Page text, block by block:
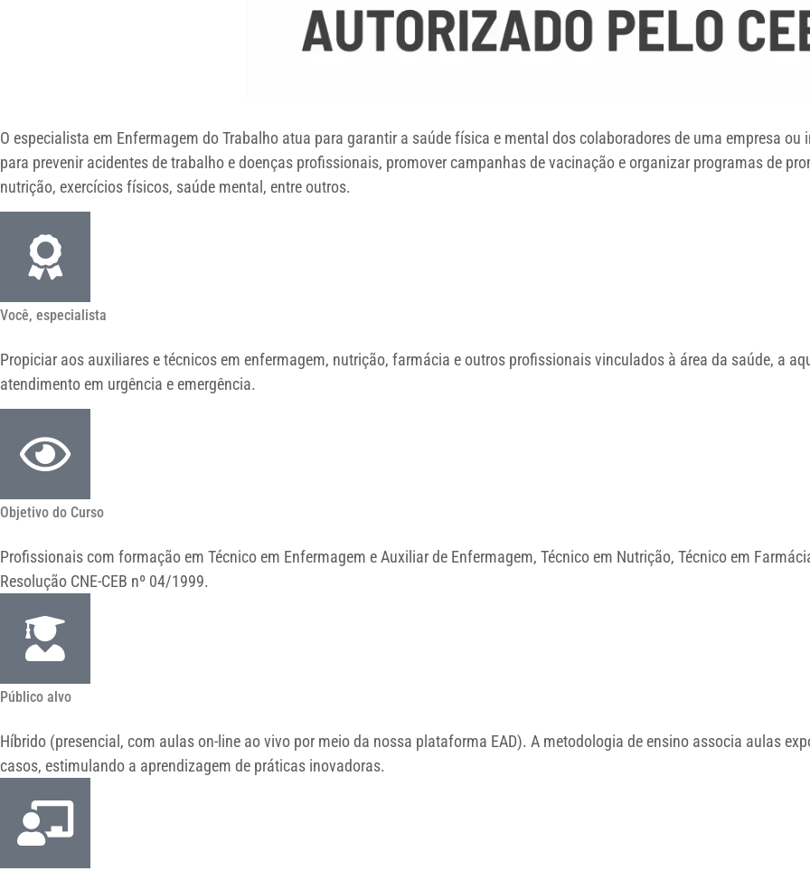
O especialista em Enfermagem do Trabalho atua para garantir a saúde física e mental dos colaboradores de uma empresa
para prevenir acidentes de trabalho e doenças profissionais, promover campanhas de vacinação e organizar programas de
nutrição, exercícios físicos, saúde mental, entre outros.
Você, especialista
Propiciar aos auxiliares e técnicos em enfermagem, nutrição, farmácia e outros profissionais vinculados à área da saúde, a
atendimento em urgência e emergência.
Objetivo do Curso
Profissionais com formação em Técnico em Enfermagem e Auxiliar de Enfermagem, Técnico em Nutrição, Técnico em
Resolução CNE-CEB nº 04/1999.
Público alvo
Híbrido (presencial, com aulas on-line ao vivo por meio da nossa plataforma EAD). A metodologia de ensino associa aulas
casos, estimulando a aprendizagem de práticas inovadoras.